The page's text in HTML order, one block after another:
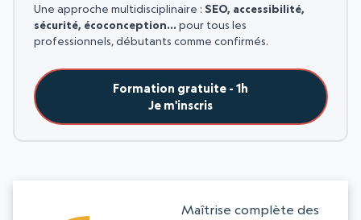
Une approche multidisciplinaire : SEO, accessibilité,
sécurité, écoconception… pour tous les
professionnels, débutants comme confirmés.
Formation gratuite - 1h
Je m'inscris
Maîtrise complète des